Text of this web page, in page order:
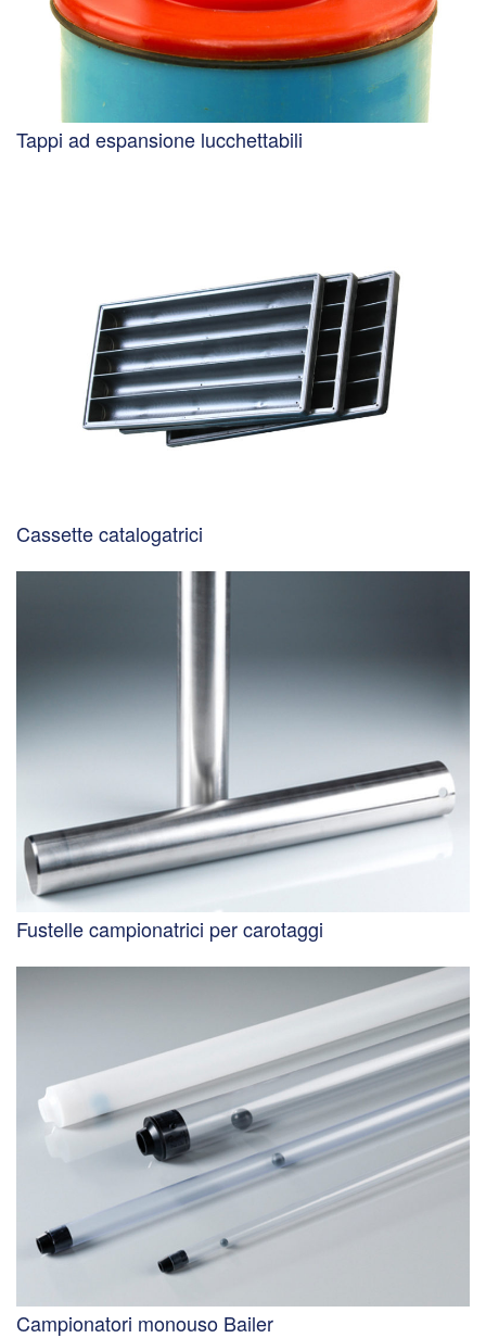
Tappi ad espansione lucchettabili
Cassette catalogatrici
Fustelle campionatrici per carotaggi
Campionatori monouso Bailer